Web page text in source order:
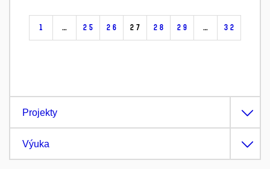
1 … 25 26 27 28 29 … 32
Projekty
Výuka